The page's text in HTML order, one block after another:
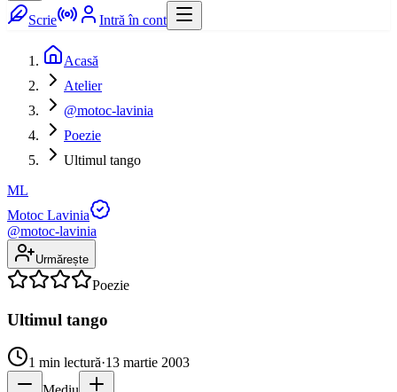
Scrie Intră în cont
Acasă
Atelier
@motoc-lavinia
Poezie
Ultimul tango
ML
Motoc Lavinia
@motoc-lavinia
Urmărește
Poezie
Ultimul tango
1 min lectură·13 martie 2003